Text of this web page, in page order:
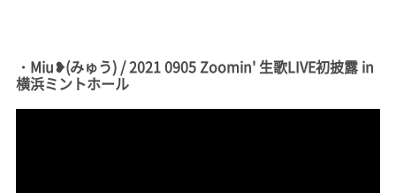
・Miu❥(みゅう) / 2021 0905 Zoomin' 生歌LIVE初披露 in
横浜ミントホール